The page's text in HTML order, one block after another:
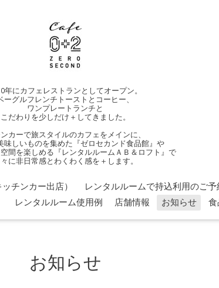
年にカフェレストランとしてオープン。
ーグルフレンチトーストとコーヒー、
ワンプレートランチと
こだわりを少しだけ＋してきました。
カーで旅スタイルのカフェをメインに、
味しいものを集めた『ゼロセカンド食品館』や
間を楽しめる『レンタルルームＡＢ＆ロフト』で
々に非日常感とわくわく感を＋します。
チンカー出店）
レンタルルームで持込利用のご
レンタルルーム使用例 店舗情報 お知らせ 食
お知らせ